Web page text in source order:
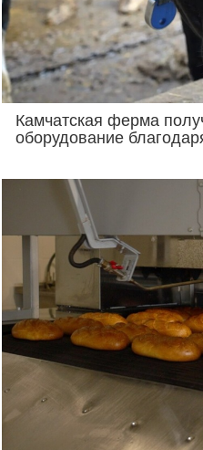
Камчатская ферма
оборудование